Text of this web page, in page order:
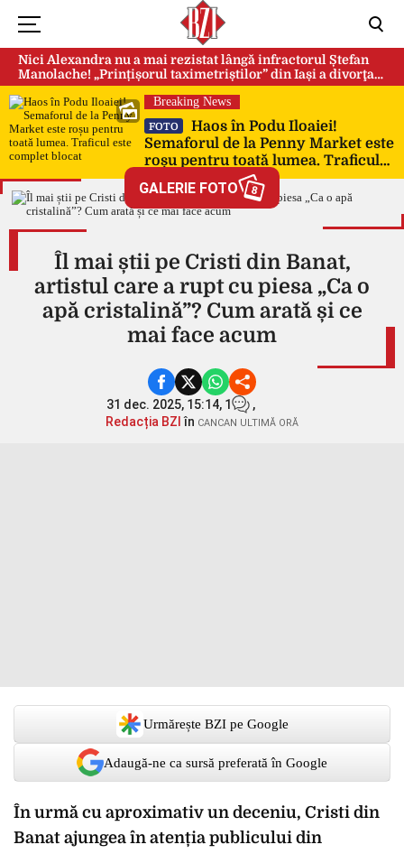
Nici Alexandra nu a mai rezistat lângă infractorul Ștefan
Manolache! „Prințișorul taximetriștilor” din Iași a divorţat
după doi ani de căsnicie
Breaking News
FOTO
Haos în Podu Iloaiei!
Semaforul de la Penny Market este
roșu pentru toată lumea. Traficul
este complet blocat
GALERIE FOTO 8
Îl mai știi pe Cristi din Banat,
artistul care a rupt cu piesa „Ca o
apă cristalină”? Cum arată și ce
mai face acum
31 dec. 2025, 15:14, 1
,
Redacția BZI în CANCAN ULTIMĂ ORĂ
Urmărește BZI pe Google
Adaugă-ne ca sursă preferată în Google
În urmă cu aproximativ un deceniu, Cristi din
Banat ajungea în atenția publicului din